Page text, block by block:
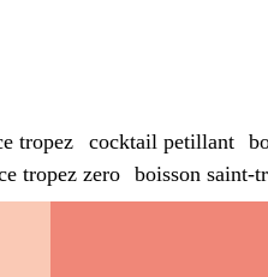
tropez cocktail petillant
tropez zero boisson saint-